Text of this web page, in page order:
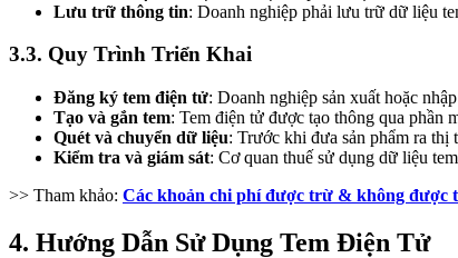
Lưu trữ thông tin: Doanh nghiệp phải lưu trữ dữ liệu
3.3. Quy Trình Triển Khai
Đăng ký tem điện tử: Doanh nghiệp sản xuất hoặc
Tạo và gắn tem: Tem điện tử được tạo thông qua phần
Quét và chuyển dữ liệu: Trước khi đưa sản phẩm ra thị
Kiểm tra và giám sát: Cơ quan thuế sử dụng dữ liệu
>> Tham khảo: Các khoản chi phí được trừ & không được
4. Hướng Dẫn Sử Dụng Tem Điện Tử